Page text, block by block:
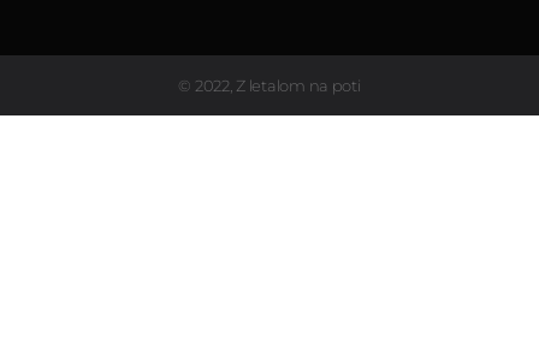
© 2022, Z letalom na poti